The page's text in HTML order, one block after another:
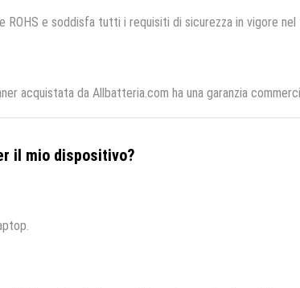
ROHS e soddisfa tutti i requisiti di sicurezza in vigore
acquistata da Allbatteria.com ha una garanzia
il mio dispositivo?